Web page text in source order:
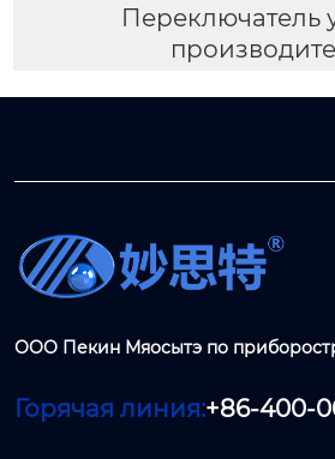
Переключатель
ООО Пекин Мяосытэ по
Горячая линия:+86-400-